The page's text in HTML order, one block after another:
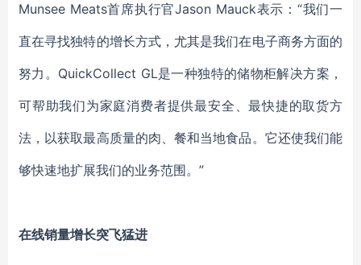
Munsee Meats首席执行官Jason Mauck表示： “我们一
直在寻找独特的增长方式，尤其是我们在电子商务方面的
努力 。 QuickCollect GL是一种独特的储物柜解决方案，
可帮助我们为家庭消费者提供最安全 、最快捷的取货方
法 ，以获取最高质量的肉、餐和当地食品。它还使我们能
够快速地扩展我们的业务范围。 ”
在线销量增长突飞猛进